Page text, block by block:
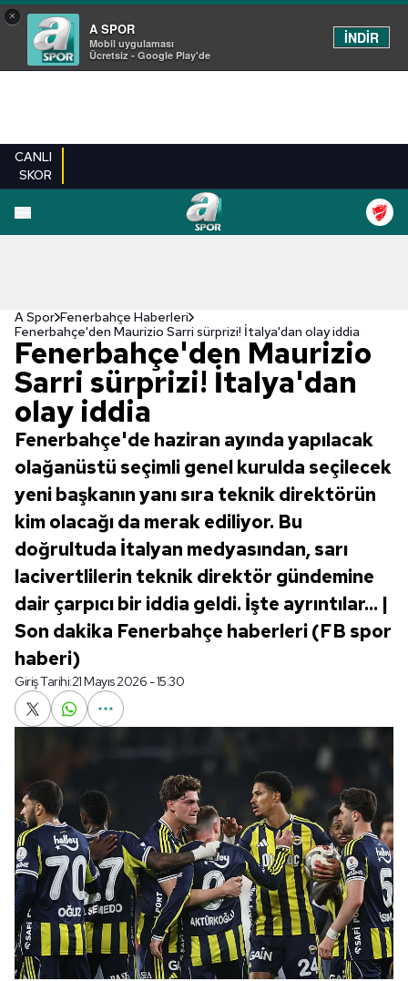
×
A SPOR
Mobil uygulaması
Ücretsiz - Google Play'de
İNDİR
CANLI
SKOR
A Spor Fenerbahçe Haberleri
Fenerbahçe'den Maurizio Sarri sürprizi! İtalya'dan olay iddia
Fenerbahçe'den Maurizio
Sarri sürprizi! İtalya'dan
olay iddia
Fenerbahçe'de haziran ayında yapılacak
olağanüstü seçimli genel kurulda seçilecek
yeni başkanın yanı sıra teknik direktörün
kim olacağı da merak ediliyor. Bu
doğrultuda İtalyan medyasından, sarı
lacivertlilerin teknik direktör gündemine
dair çarpıcı bir iddia geldi. İşte ayrıntılar... |
Son dakika Fenerbahçe haberleri (FB spor
haberi)
Giriş Tarihi:21 Mayıs 2026 - 15:30